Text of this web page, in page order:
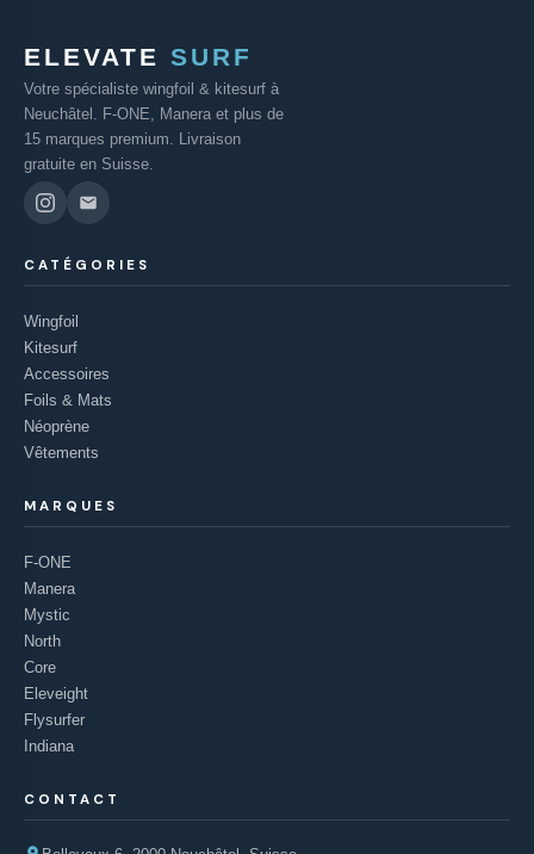
ELEVATE SURF
Votre spécialiste wingfoil & kitesurf à
Neuchâtel. F-ONE, Manera et plus de
15 marques premium. Livraison
gratuite en Suisse.
CATÉGORIES
Wingfoil
Kitesurf
Accessoires
Foils & Mats
Néoprène
Vêtements
MARQUES
F-ONE
Manera
Mystic
North
Core
Eleveight
Flysurfer
Indiana
CONTACT